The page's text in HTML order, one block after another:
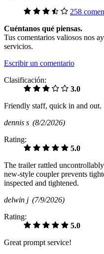
258
Cuéntanos qué piensas.
Tus comentarios valiosos nos
servicios.
Escribir un comentario
Clasificación:
3.0
Friendly staff, quick in and out.
dennis s (8/2/2026)
Rating:
5.0
The trailer rattled
new-style coupler prevents
inspected and tightened.
delwin j (7/9/2026)
Rating:
5.0
Great prompt service!